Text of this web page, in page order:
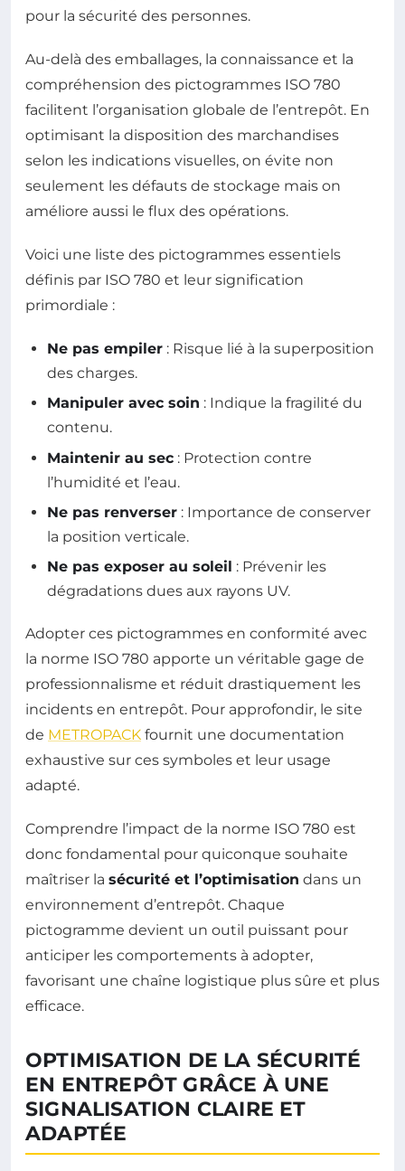
pour la sécurité des personnes.
Au-delà des emballages, la connaissance et la
compréhension des pictogrammes ISO 780
facilitent l’organisation globale de l’entrepôt. En
optimisant la disposition des marchandises
selon les indications visuelles, on évite non
seulement les défauts de stockage mais on
améliore aussi le flux des opérations.
Voici une liste des pictogrammes essentiels
définis par ISO 780 et leur signification
primordiale :
Ne pas empiler : Risque lié à la superposition
des charges.
Manipuler avec soin : Indique la fragilité du
contenu.
Maintenir au sec : Protection contre
l’humidité et l’eau.
Ne pas renverser : Importance de conserver
la position verticale.
Ne pas exposer au soleil : Prévenir les
dégradations dues aux rayons UV.
Adopter ces pictogrammes en conformité avec
la norme ISO 780 apporte un véritable gage de
professionnalisme et réduit drastiquement les
incidents en entrepôt. Pour approfondir, le site
de METROPACK fournit une documentation
exhaustive sur ces symboles et leur usage
adapté.
Comprendre l’impact de la norme ISO 780 est
donc fondamental pour quiconque souhaite
maîtriser la sécurité et l’optimisation dans un
environnement d’entrepôt. Chaque
pictogramme devient un outil puissant pour
anticiper les comportements à adopter,
favorisant une chaîne logistique plus sûre et plus
efficace.
OPTIMISATION DE LA SÉCURITÉ
EN ENTREPÔT GRÂCE À UNE
SIGNALISATION CLAIRE ET
ADAPTÉE